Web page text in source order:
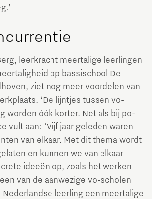
leerkracht meertalige leerlingen
op bassischool De
ziet nog meer voordelen van
‘De lijntjes tussen vo-
worden óók korter. Net als bij po-
vult aan: ‘Vijf jaar geleden waren
van elkaar. Met dit thema wordt
en kunnen we van elkaar
ideeën op, zoals het werken
van de aanwezige vo-scholen
leerling een meertalige